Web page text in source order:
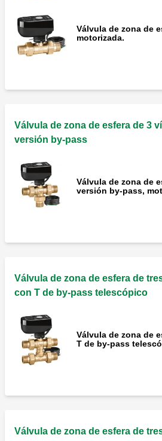
Válvula de zona de
motorizada.
Válvula de zona de esfera de 3
versión by-pass
Válvula de zona de
versión by-pass,
Válvula de zona de esfera de
con T de by-pass telescópico
Válvula de zona de
T de by-pass
Válvula de zona de esfera de